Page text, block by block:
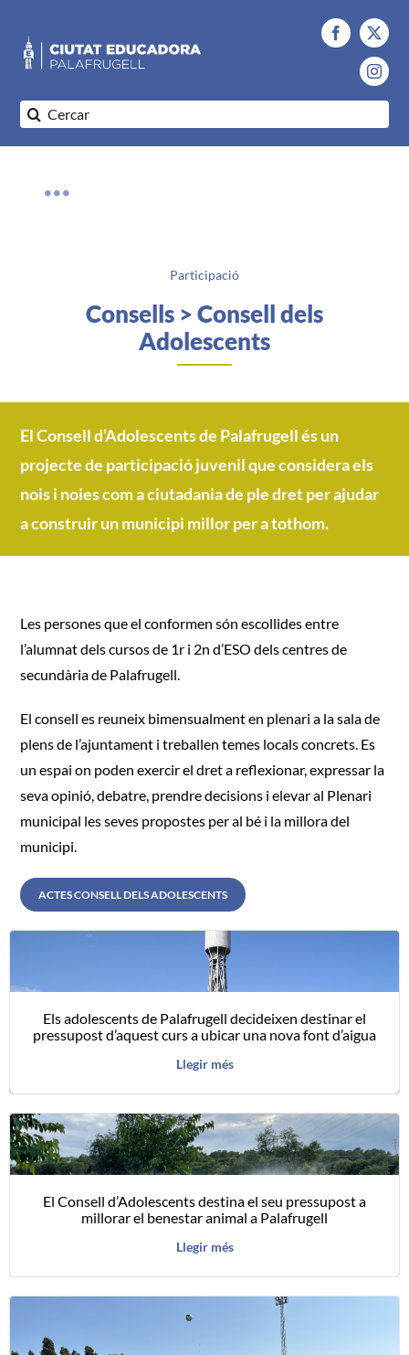
contenido
Buscar:
Navigation
Palafrugell EDUCA
3 – 16 anys
MÉS 16 anys
Participació
Participació
Consells > Consell dels
Adolescents
El Consell d’Adolescents de Palafrugell és un
projecte de participació juvenil que considera els
nois i noies com a ciutadania de ple dret per ajudar
a construir un municipi millor per a tothom.
Les persones que el conformen són escollides entre
l’alumnat dels cursos de 1r i 2n d’ESO dels centres de
secundària de Palafrugell.
El consell es reuneix bimensualment en plenari a la sala de
plens de l’ajuntament i treballen temes locals concrets. Es
un espai on poden exercir el dret a reflexionar, expressar la
seva opinió, debatre, prendre decisions i elevar al Plenari
municipal les seves propostes per al bé i la millora del
municipi.
ACTES CONSELL DELS ADOLESCENTS
Els adolescents de Palafrugell decideixen destinar el
pressupost d’aquest curs a ubicar una nova font d’aigua
Llegir més
El Consell d’Adolescents destina el seu pressupost a
millorar el benestar animal a Palafrugell
Llegir més